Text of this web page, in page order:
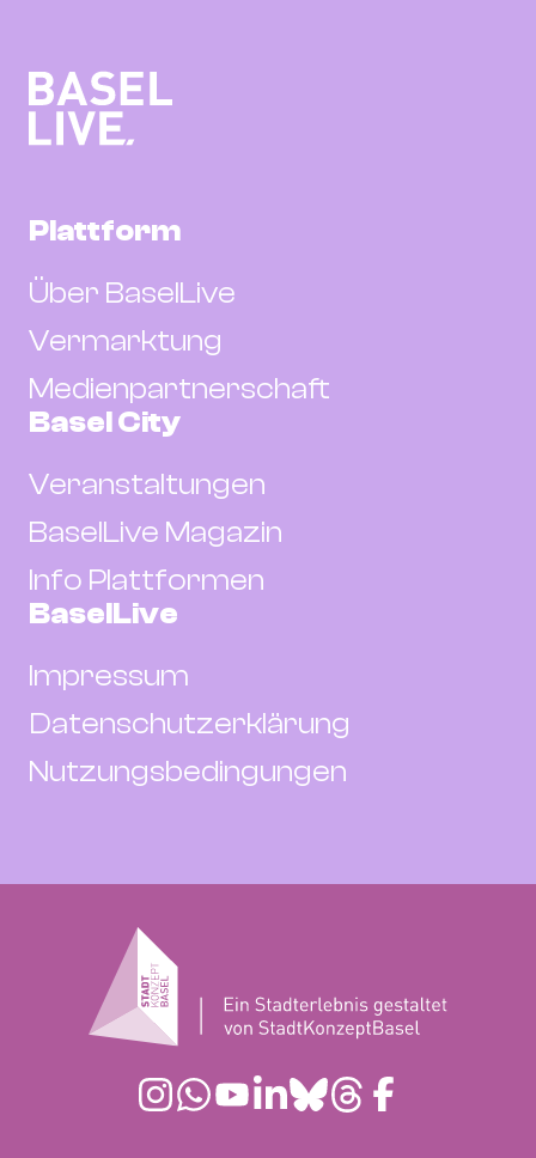
Plattform
Über BaselLive
Vermarktung
Medienpartnerschaft
Basel City
Veranstaltungen
BaselLive Magazin
Info Plattformen
BaselLive
Impressum
Datenschutzerklärung
Nutzungsbedingungen